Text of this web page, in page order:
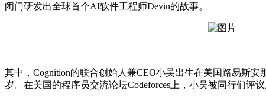
闭门研发出全球首个AI软件工程师Devin的故事。
其中，Cognition的联合创始人兼CEO小吴出生在美国路易斯
岁。在美国的程序员交流论坛Codeforces上，小吴被同行们评议